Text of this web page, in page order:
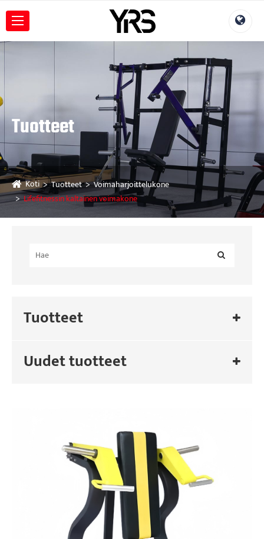
Tuotteet
Koti Tuotteet
Voimaharjoittelukone
Lifefitnessin kaltainen voimakone
Tuotteet
Uudet tuotteet